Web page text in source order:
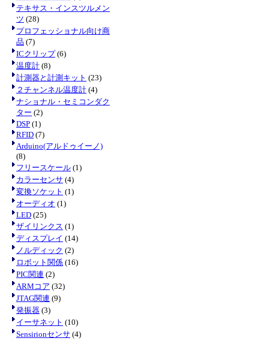
テキサス・インスツルメン
ツ (28)
プロフェッショナル向け商
品 (7)
ICクリップ(6)
温度計 (8)
計測器と計測キット (23)
２チャンネル温度計 (4)
ナショナル・セミコンダク
ター (2)
DSP (1)
RFID (7)
Arduino(アルドゥイーノ)
(8)
フリースケール (1)
カラーセンサ (4)
変換ソケット (1)
オーディオ (1)
LED (25)
ザイリンクス (1)
ディスプレイ (14)
ノルディック (2)
ロボット関係 (16)
PIC関連 (2)
ARMコア (32)
JTAG関連 (9)
発振器 (3)
イーサネット (10)
Sensirionセンサ (4)